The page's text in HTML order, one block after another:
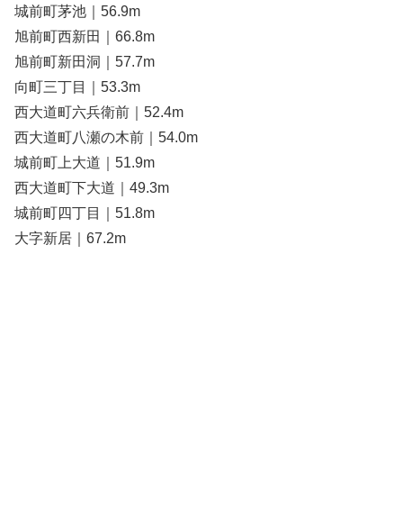
城前町茅池｜56.9m
旭前町西新田｜66.8m
旭前町新田洞｜57.7m
向町三丁目｜53.3m
西大道町六兵衛前｜52.4m
西大道町八瀬の木前｜54.0m
城前町上大道｜51.9m
西大道町下大道｜49.3m
城前町四丁目｜51.8m
大字新居｜67.2m